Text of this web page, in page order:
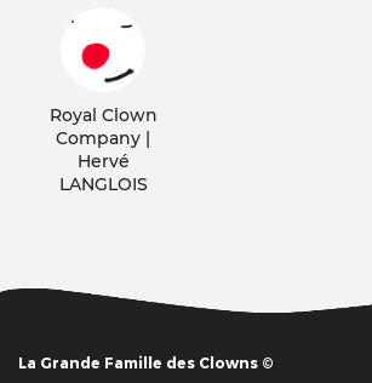
Royal Clown
Company |
Hervé
LANGLOIS
La Grande Famille des Clowns ©